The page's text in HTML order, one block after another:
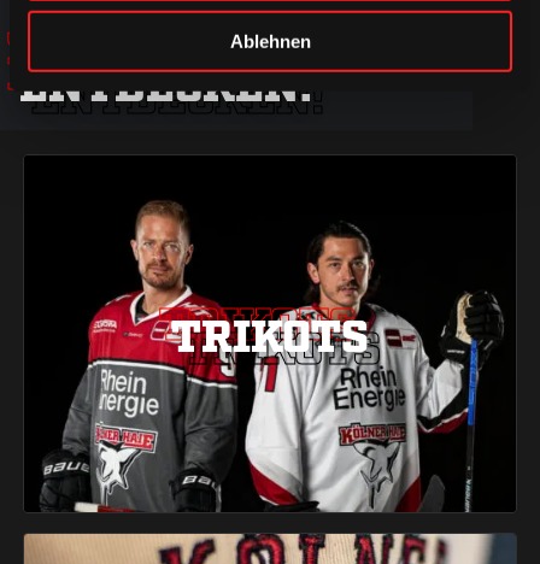
Ablehnen
ENTDECKEN!
JETZT
ENTDECKEN!
ENTDECKEN!
TRIKOTS
TRIKOTS
TRIKOTS